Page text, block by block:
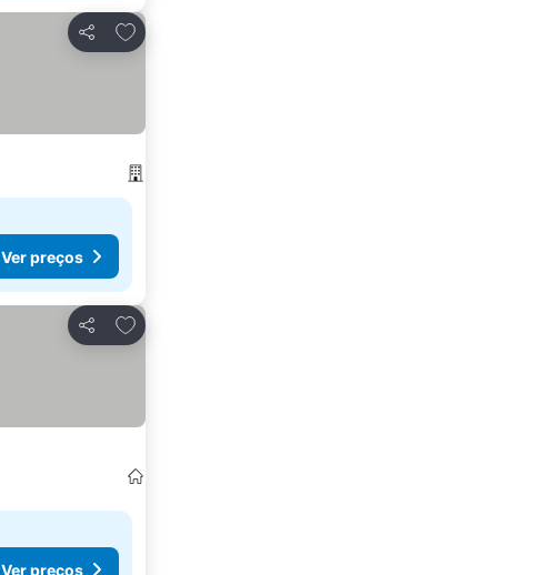
Partilhar
Adicionar aos favoritos
Ver preços
Partilhar
Adicionar aos favoritos
Ver preços